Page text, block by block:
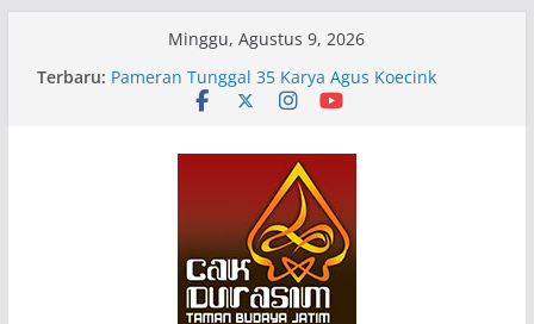
Minggu, Agustus 9, 2026
Terbaru: Menjaga Marwah Seni dan Budaya: Catatan
Kunjungan Kerja Ir. Bambang Haryo Soekartono
(BHS) Anggota DPR RI ke Taman Budaya Jawa
Pameran Tunggal 35 Karya Agus Koecink
“Tumbang Tambang”, Ungkapan Kritis Tentang
Derita Pekerja Pertambangan
Pameran Lukisan Komunitas Patria Seni Rupa
Kota Blitar : Ketika “Bergerak” Menjadi Mantra
Perlawanan
Mengupas Sunyi dan Luka di Balik “Samaleak”